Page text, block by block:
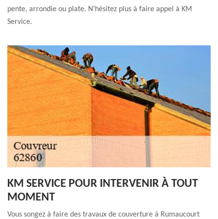
pente, arrondie ou plate. N’hésitez plus à faire appel à KM
Service.
KM SERVICE POUR INTERVENIR À TOUT
MOMENT
Vous songez à faire des travaux de couverture à Rumaucourt